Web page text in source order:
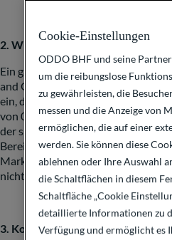
2. Wie ist die Stimmung an den
Ein gängiges Maß für die
and Greed
Index. Dieser Index
ein, die zwischen Angst und Gier
von 0 (extreme Angst) bis 100
der sieben Bestandteile des Index
Bereich „extreme Gier“. Damit
Marktteilnehmer aktuell
nicht zu mutig zu werden.
3. Konzentration im
Cookie-Einstellungen
ODDO BHF und seine
um die reibungslose
zu gewährleisten, die
messen und die Anzeige von
ermöglichen, die auf einer
werden. Sie können diese
ablehnen oder Ihre Auswahl
die Schaltflächen in diesem
Schaltfläche „Cookie
detaillierte Informationen zu
Verfügung und ermöglicht es